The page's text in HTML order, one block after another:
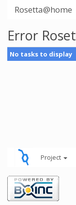
Rosetta@home
Error
No tasks to display
Project